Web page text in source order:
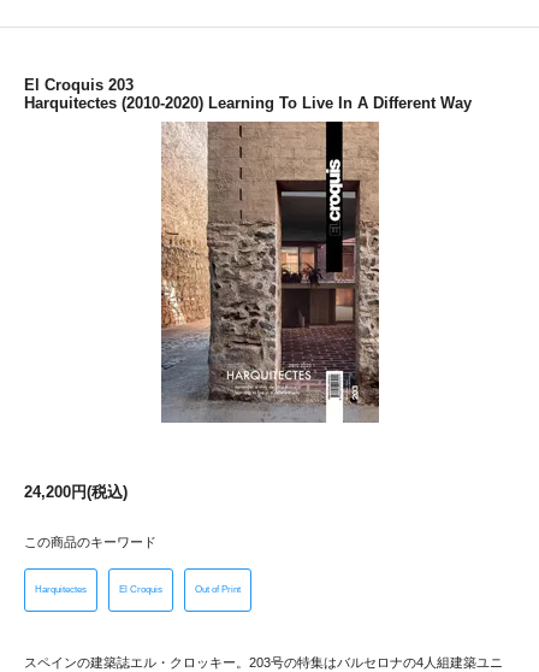
El Croquis 203
Harquitectes (2010-2020) Learning To Live In A Different Way
24,200円(税込)
この商品のキーワード
Harquitectes El Croquis Out of Print
スペインの建築誌エル・クロッキー。203号の特集はバルセロナの4人組建築ユニ